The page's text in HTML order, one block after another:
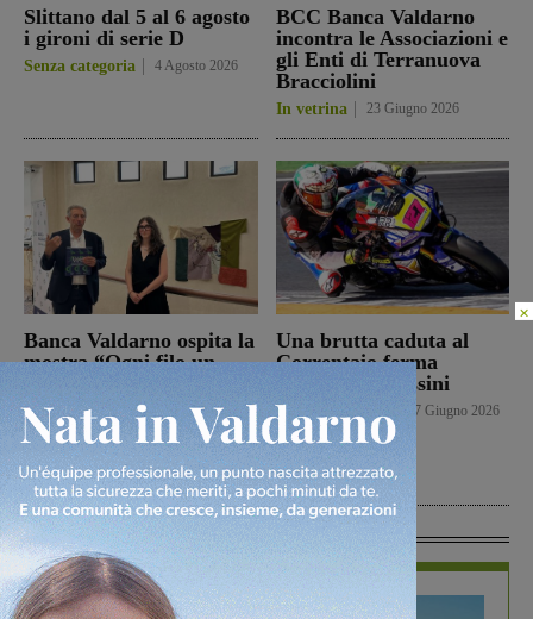
Slittano dal 5 al 6 agosto
i gironi di serie D
Senza categoria 4 Agosto 2026
BCC Banca Valdarno
incontra le Associazioni e
gli Enti di Terranuova
Bracciolini
In vetrina 23 Giugno 2026
Banca Valdarno ospita la
mostra “Ogni filo un
Taddeucci nell’ambito
del progetto “Futuri
Emergenti Italiani”
Senza categoria 17 Giugno 2026
Una brutta caduta al
Correntaio ferma
Alessandro Bossini
Senza categoria 17 Giugno 2026
In Vetrina
×